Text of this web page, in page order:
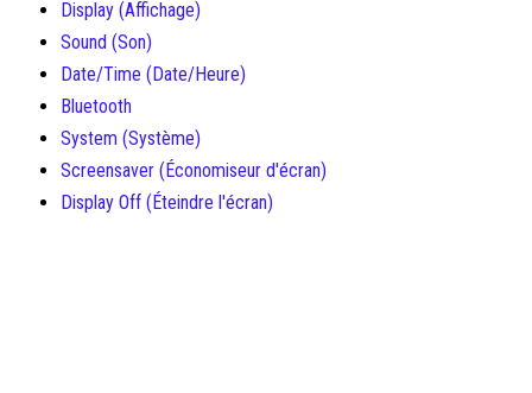
Display (Affichage)
Sound (Son)
Date/Time (Date/Heure)
Bluetooth
System (Système)
Screensaver (Économiseur d'écran)
Display Off (Éteindre l'écran)